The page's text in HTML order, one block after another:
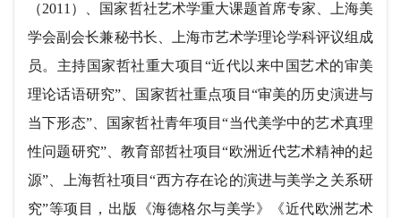
（2011）、国家哲社艺术学重大课题首席专家、上海美
学会副会长兼秘书长、上海市艺术学理论学科评议组成
员。主持国家哲社重大项目“近代以来中国艺术的审美
理论话语研究”、国家哲社重点项目“审美的历史演进与
当下形态”、国家哲社青年项目“当代美学中的艺术真理
性问题研究”、教育部哲社项目“欧洲近代艺术精神的起
源”、上海哲社项目“西方存在论的演进与美学之关系研
究”等项目，出版《海德格尔与美学》《近代欧洲艺术